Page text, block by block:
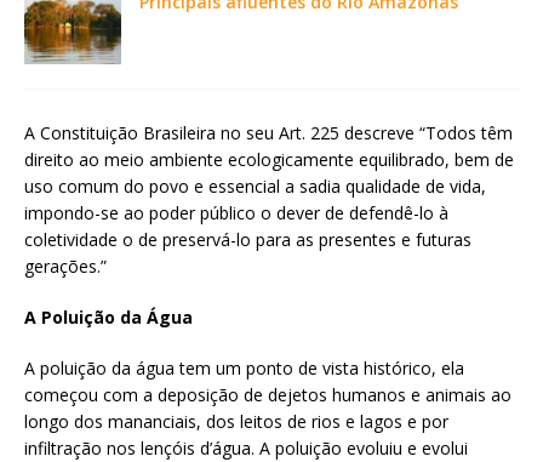
A Constituição Brasileira no seu Art. 225 descreve “Todos têm
direito ao meio ambiente ecologicamente equilibrado, bem de
uso comum do povo e essencial a sadia qualidade de vida,
impondo-se ao poder público o dever de defendê-lo à
coletividade o de preservá-lo para as presentes e futuras
gerações.”
A Poluição da Água
A poluição da água tem um ponto de vista histórico, ela
começou com a deposição de dejetos humanos e animais ao
longo dos mananciais, dos leitos de rios e lagos e por
infiltração nos lençóis d’água. A poluição evoluiu e evolui